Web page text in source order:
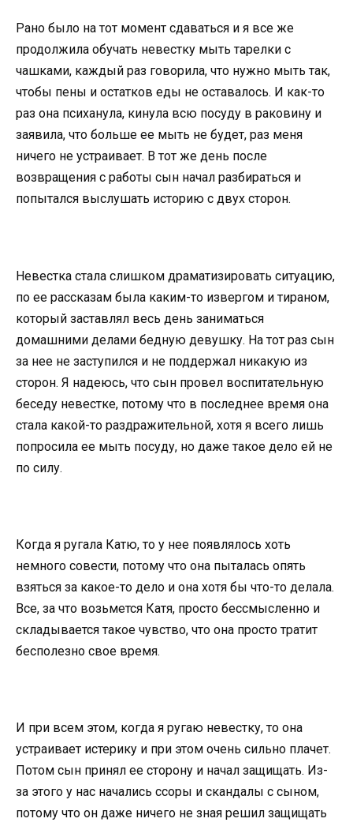
Рано было на тот момент сдаваться и я все же
продолжила обучать невестку мыть тарелки с
чашками, каждый раз говорила, что нужно мыть так,
чтобы пены и остатков еды не оставалось. И как-то
раз она психанула, кинула всю посуду в раковину и
заявила, что больше ее мыть не будет, раз меня
ничего не устраивает. В тот же день после
возвращения с работы сын начал разбираться и
попытался выслушать историю с двух сторон.
Невестка стала слишком драматизировать ситуацию,
по ее рассказам была каким-то извергом и тираном,
который заставлял весь день заниматься
домашними делами бедную девушку. На тот раз сын
за нее не заступился и не поддержал никакую из
сторон. Я надеюсь, что сын провел воспитательную
беседу невестке, потому что в последнее время она
стала какой-то раздражительной, хотя я всего лишь
попросила ее мыть посуду, но даже такое дело ей не
по силу.
Когда я ругала Катю, то у нее появлялось хоть
немного совести, потому что она пыталась опять
взяться за какое-то дело и она хотя бы что-то делала.
Все, за что возьмется Катя, просто бессмысленно и
складывается такое чувство, что она просто тратит
бесполезно свое время.
И при всем этом, когда я ругаю невестку, то она
устраивает истерику и при этом очень сильно плачет.
Потом сын принял ее сторону и начал защищать. Из-
за этого у нас начались ссоры и скандалы с сыном,
потому что он даже ничего не зная решил защищать